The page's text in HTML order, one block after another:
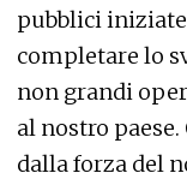
pubblici
completare lo
non grandi
al nostro
dalla forza del